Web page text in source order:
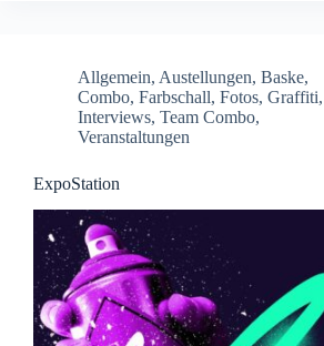
Allgemein, Austellungen, Baske,
Combo, Farbschall, Fotos, Graffiti,
Interviews, Team Combo,
Veranstaltungen
ExpoStation